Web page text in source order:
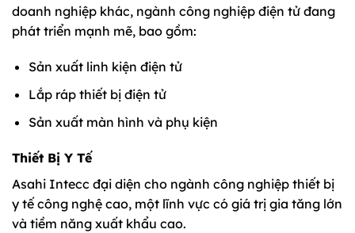
doanh nghiệp khác, ngành công nghiệp điện tử đang
phát triển mạnh mẽ, bao gồm:
Sản xuất linh kiện điện tử
Lắp ráp thiết bị điện tử
Sản xuất màn hình và phụ kiện
Thiết Bị Y Tế
Asahi Intecc đại diện cho ngành công nghiệp thiết bị
y tế công nghệ cao, một lĩnh vực có giá trị gia tăng lớn
và tiềm năng xuất khẩu cao.